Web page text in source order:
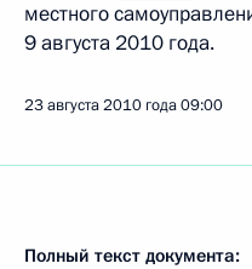
местного
9 августа 2010 года.
23 августа 2010 года09:00
Полный текст документа: